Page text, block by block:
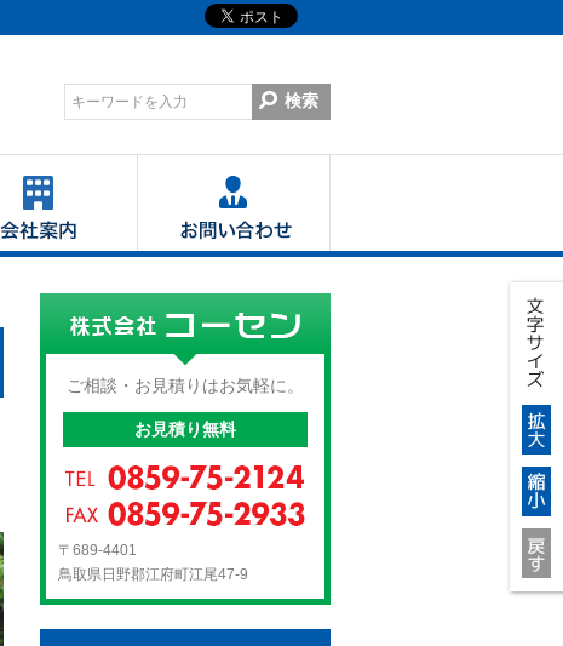
ご相談・お見積りはお気軽に。
お見積り無料
〒689-4401
鳥取県日野郡江府町江尾47-9